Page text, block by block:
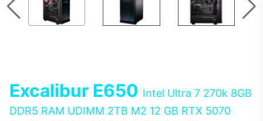
Excalibur E650 Intel Ultra 7 270k 8GB
DDR5 RAM UDIMM 2TB M2 12 GB RTX 5070